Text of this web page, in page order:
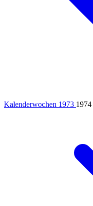
Kalenderwochen 1973 1974